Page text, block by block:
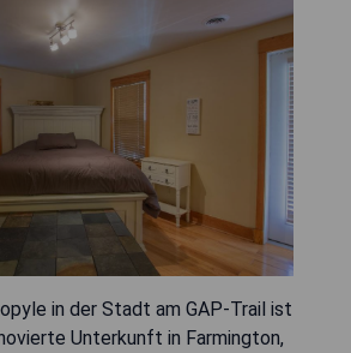
in der Stadt am GAP-Trail ist
Unterkunft in Farmington,